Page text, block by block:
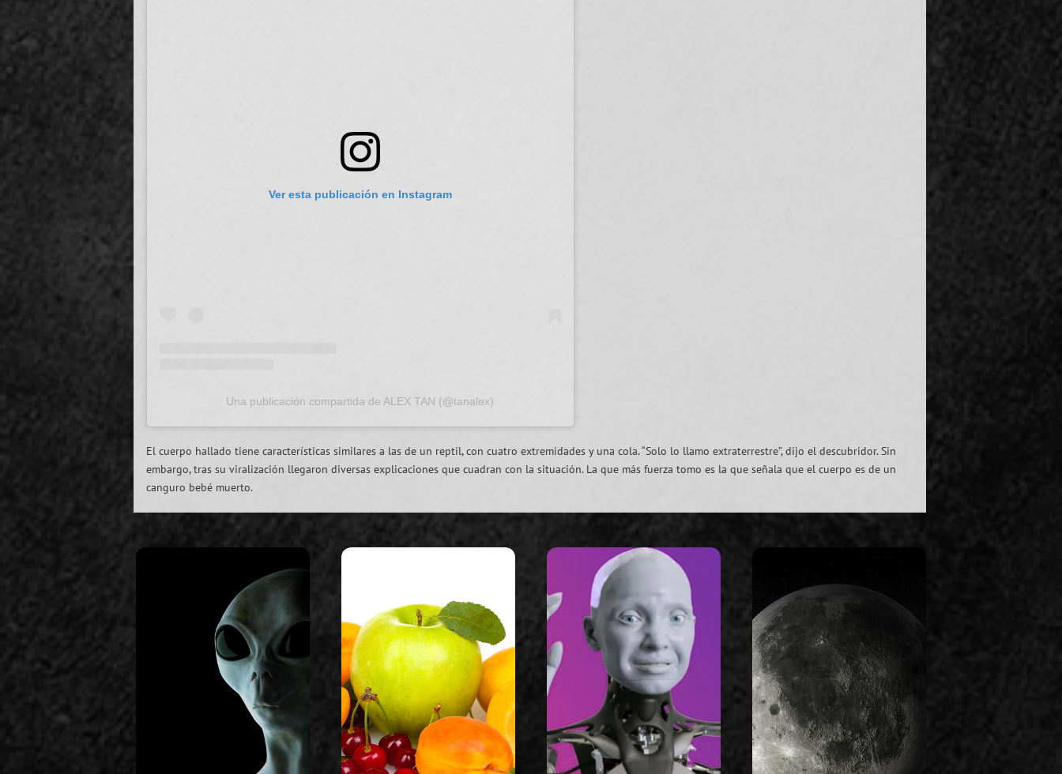
Ver esta publicación en Instagram
Una publicación compartida de ALEX TAN (@tanalex)
El cuerpo hallado tiene características similares a las de un reptil, con cuatro extremidades y una cola. “Solo lo llamo extraterrestre”, dijo el descubridor. Sin
embargo, tras su viralización llegaron diversas explicaciones que cuadran con la situación. La que más fuerza tomo es la que señala que el cuerpo es de un
canguro bebé muerto.